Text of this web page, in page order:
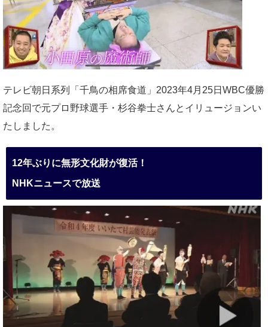
テレビ朝日系列「千鳥の相席食道」2023年4月25日WBC優勝
記念回で元プロ野球選手・杉谷拳士さんとイリュージョンい
たしました。
12年ぶりに無形文化財が復活！
NHKニュースで放送